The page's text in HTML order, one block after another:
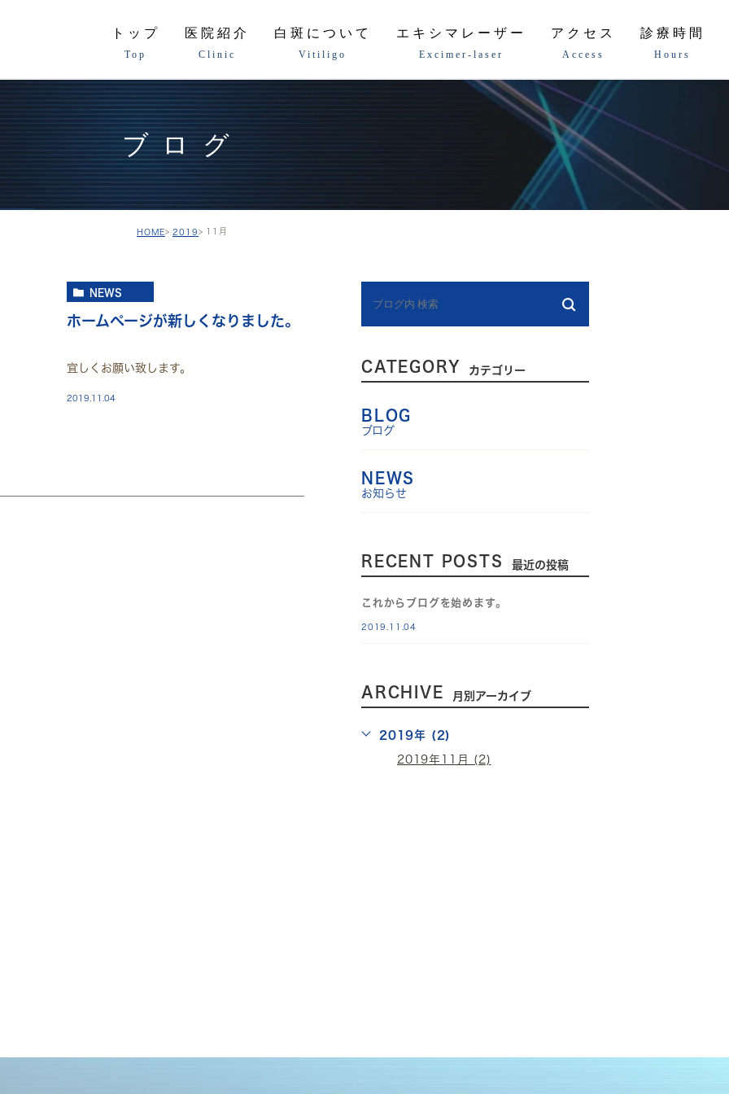
トップ
Top
医院紹介
Clinic
白斑について
Vitiligo
エキシマレーザー
Excimer-laser
アクセス
Access
診療時間
Hours
ブログ
HOME 2019 11月
NEWS
ホームページが新しくなりました。
宜しくお願い致します。
2019.11.04
CATEGORY カテゴリー
BLOG
ブログ
NEWS
お知らせ
RECENT POSTS 最近の投稿
これからブログを始めます。
2019.11.04
ARCHIVE 月別アーカイブ
2019年 (2)
2019年11月 (2)